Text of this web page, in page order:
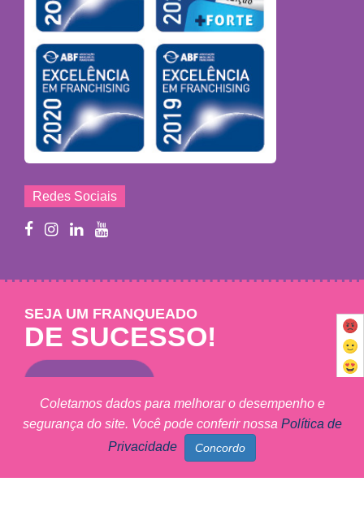
Redes Sociais
SEJA UM FRANQUEADO
DE SUCESSO!
Mary Help - © 2011 - 2026 - Todos os direitos reservados
MARY HELP FRANCHISING LTDA - CNPJ: 09.102.320/0001-27
Coletamos dados para melhorar o desempenho e
segurança do site. Você pode conferir nossa Política de
Privacidade